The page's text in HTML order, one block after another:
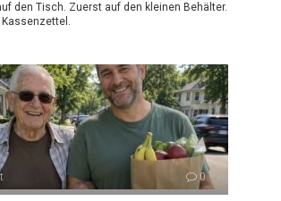
den Tisch. Zuerst auf den kleinen Behälter.
Kassenzettel.
0